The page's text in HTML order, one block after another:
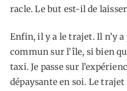
racle. Le but est-il de
Enfin, il y a le trajet. Il n’y
commun sur l’île, si bien
taxi. Je passe sur
dépaysante en soi. Le